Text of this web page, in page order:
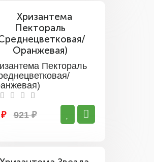
Пектораль
921 ₽